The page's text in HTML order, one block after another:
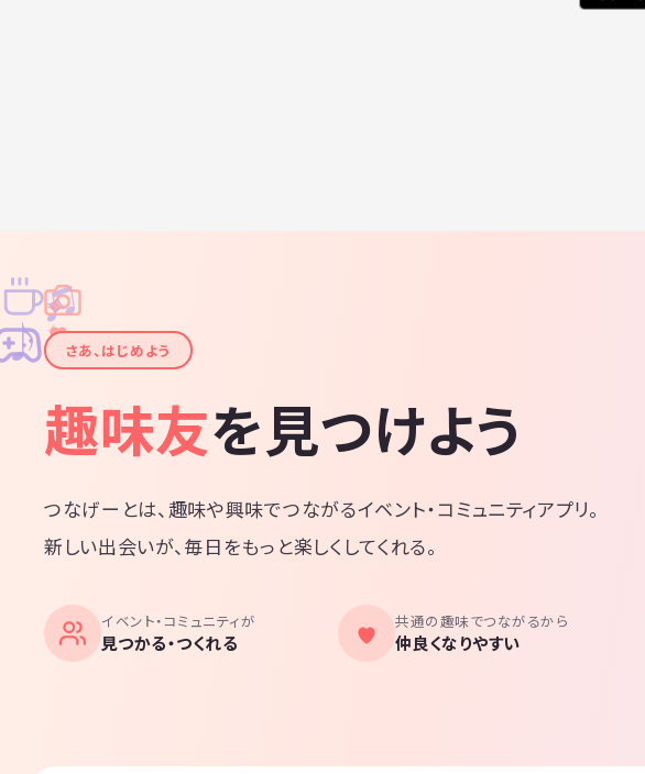
✦
✦
✧
✧
♪
♫
さあ、はじめよう
趣味友を見つけよう
つなげーとは、趣味や興味でつながるイベント・コミュニティアプリ。
新しい出会いが、毎日をもっと楽しくしてくれる。
イベント・コミュニティが
見つかる・つくれる
共通の趣味でつながるから
仲良くなりやすい